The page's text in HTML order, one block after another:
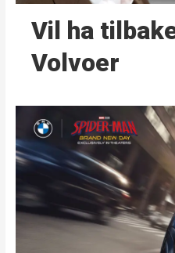
Vil ha
Volvoer